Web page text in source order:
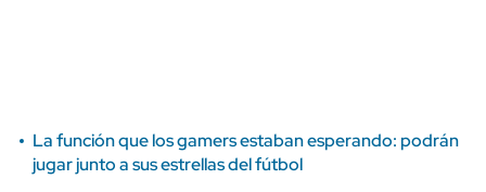
La función que los gamers estaban esperando: podrán
jugar junto a sus estrellas del fútbol